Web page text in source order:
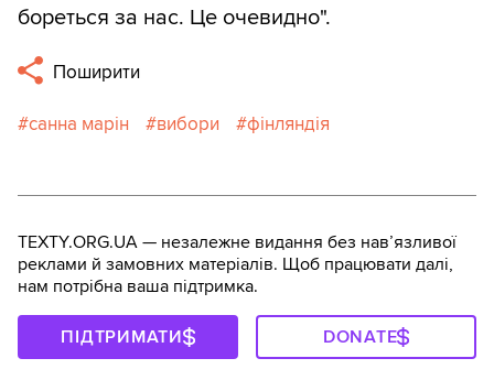
бореться за нас. Це очевидно".
Поширити
санна марін вибори фінляндія
TEXTY.ORG.UA — незалежне видання без навʼязливої
реклами й замовних матеріалів. Щоб працювати далі,
нам потрібна ваша підтримка.
ПІДТРИМАТИ DONATE